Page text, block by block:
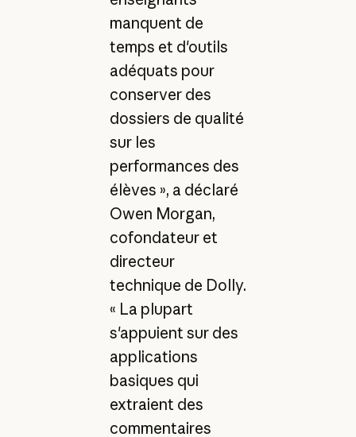
manquent de
temps et d'outils
adéquats pour
conserver des
dossiers de qualité
sur les
performances des
élèves », a déclaré
Owen Morgan,
cofondateur et
directeur
technique de Dolly.
« La plupart
s'appuient sur des
applications
basiques qui
extraient des
commentaires